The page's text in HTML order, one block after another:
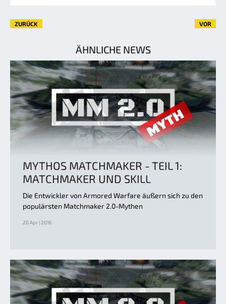
ZURÜCK VOR
ÄHNLICHE NEWS
MYTHOS MATCHMAKER - TEIL 1:
MATCHMAKER UND SKILL
Die Entwickler von Armored Warfare äußern sich zu den
populärsten Matchmaker 2.0-Mythen
20 Apr | 2016